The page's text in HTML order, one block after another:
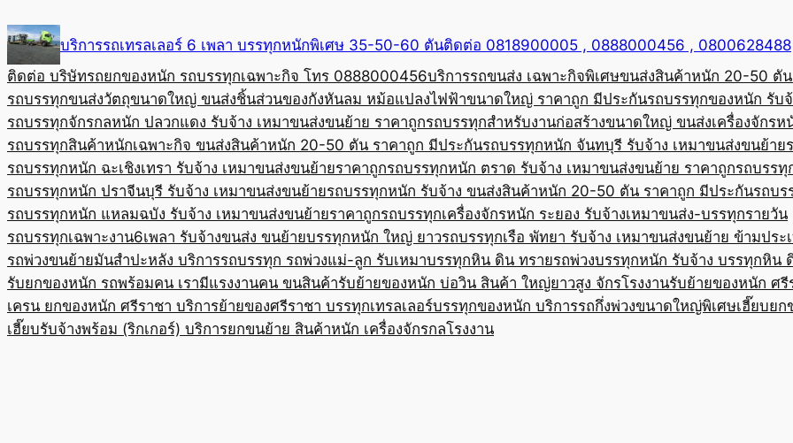
to
content
บริการรถเทรลเลอร์ 6 เพลา บรรทุกหนักพิเศษ 35-50-60 ตันติดต่อ 0818900005 , 0888000456 , 0800628488
ติดต่อ บริษัทรถยกของหนัก รถบรรทุกเฉพาะกิจ โทร 0888000456บริการรถขนส่ง เฉพาะกิจพิเศษขนส่งสินค้าหนัก 20-50 ตั
รถบรรทุกขนส่งวัตถุขนาดใหญ่ ขนส่งชิ้นส่วนของกังหันลม หม้อแปลงไฟฟ้าขนาดใหญ่ ราคาถูก มีประกันรถบรรทุกของหนัก รับจ้
รถบรรทุกจักรกลหนัก ปลวกแดง รับจ้าง เหมาขนส่งขนย้าย ราคาถูกรถบรรทุกสำหรับงานก่อสร้างขนาดใหญ่ ขนส่งเครื่องจักร
รถบรรทุกสินค้าหนักเฉพาะกิจ ขนส่งสินค้าหนัก 20-50 ตัน ราคาถูก มีประกันรถบรรทุกหนัก จันทบุรี รับจ้าง เหมาขนส่งขนย้าย
รถบรรทุกหนัก ฉะเชิงเทรา รับจ้าง เหมาขนส่งขนย้ายราคาถูกรถบรรทุกหนัก ตราด รับจ้าง เหมาขนส่งขนย้าย ราคาถูกรถบรรทุ
รถบรรทุกหนัก ปราจีนบุรี รับจ้าง เหมาขนส่งขนย้ายรถบรรทุกหนัก รับจ้าง ขนส่งสินค้าหนัก 20-50 ตัน ราคาถูก มีประกันรถบร
รถบรรทุกหนัก แหลมฉบัง รับจ้าง เหมาขนส่งขนย้ายราคาถูกรถบรรทุกเครื่องจักรหนัก ระยอง รับจ้างเหมาขนส่ง-บรรทุกรายวัน
รถบรรทุกเฉพาะงาน6เพลา รับจ้างขนส่ง ขนย้ายบรรทุกหนัก ใหญ่ ยาวรถบรรทุกเรือ พัทยา รับจ้าง เหมาขนส่งขนย้าย ข้ามประ
รถพ่วงขนย้ายมันสำปะหลัง บริการรถบรรทุก รถพ่วงแม่-ลูก รับเหมาบรรทุกหิน ดิน ทรายรถพ่วงบรรทุกหนัก รับจ้าง บรรทุกหิน
รับยกของหนัก รถพร้อมคน เรามีแรงงานคน ขนสินค้ารับย้ายของหนัก บ่อวิน สินค้า ใหญ่ยาวสูง จักรโรงงานรับย้ายของหนัก ศรี
เครน ยกของหนัก ศรีราชา บริการย้ายของศรีราชา บรรทุกเทรลเลอร์บรรทุกของหนัก บริการรถกึ่งพ่วงขนาดใหญ่พิเศษเฮี๊ยบยก
เฮี๊ยบรับจ้างพร้อม (ริกเกอร์) บริการยกขนย้าย สินค้าหนัก เครื่องจักรกลโรงงาน